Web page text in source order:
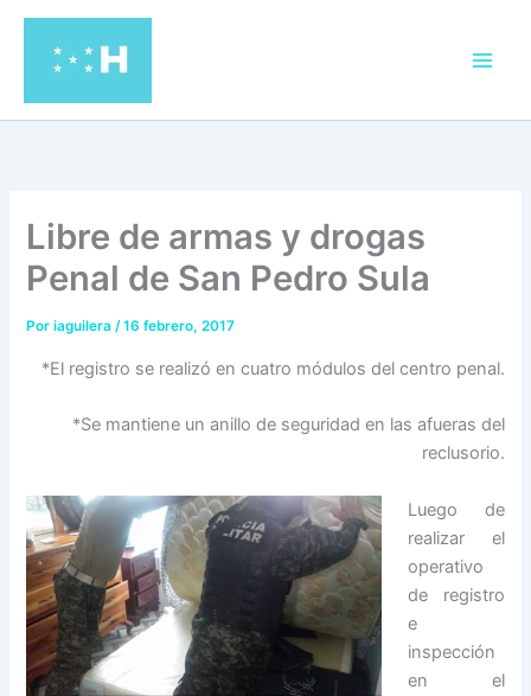
contenido
Libre de armas y drogas
Penal de San Pedro Sula
Poriaguilera/16 febrero, 2017
*El registro se realizó en cuatro módulos del centro penal.
*Se mantiene un anillo de seguridad en las afueras del
reclusorio.
Luego de
realizar el
operativo
de registro
e
inspección
en el